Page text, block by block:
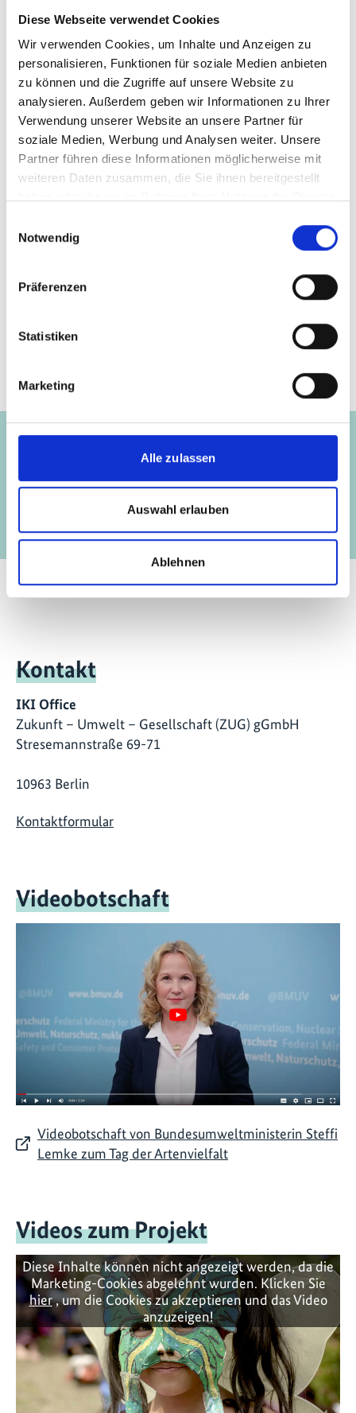
Diese Webseite verwendet Cookies
Wir verwenden Cookies, um Inhalte und Anzeigen zu
personalisieren, Funktionen für soziale Medien anbieten
zu können und die Zugriffe auf unsere Website zu
analysieren. Außerdem geben wir Informationen zu Ihrer
Verwendung unserer Website an unsere Partner für
soziale Medien, Werbung und Analysen weiter. Unsere
Partner führen diese Informationen möglicherweise mit
weiteren Daten zusammen, die Sie ihnen bereitgestellt
Notwendig
Präferenzen
Statistiken
Marketing
Alle zulassen
Auswahl erlauben
Ablehnen
Meilenstein sein und wichtige Impulse geben. Auch in
Zukunft wird sich die IKI ambitioniert für den Erhalt
und die Wiederherstellung der biologischen Vielfalt
einsetzen und dadurch einen Beitrag zur Sicherung
menschlicher Lebensgrundlagen und zur Bewältigung
gesellschaftlicher Herausforderungen leisten. Um die
Biodiversitätskrise zu stoppen, ist jedoch das
nachhaltige Engagement aller Akteure gefragt.
Seite teilen
https://www.international-climate-
Vorherige
Unterstützung für indigene Völker und
gemeinschaftlich erhaltene Gebiete und
Territorien (ICCAs)
Kontakt
IKI Office
Zukunft – Umwelt – Gesellschaft (ZUG) gGmbH
Stresemannstraße 69-71
10963 Berlin
Kontaktformular
Videobotschaft
Videobotschaft von Bundesumweltministerin Steffi
Lemke zum Tag der Artenvielfalt
Videos zum Projekt
Diese Inhalte können nicht angezeigt werden, da die
Marketing-Cookies abgelehnt wurden. Klicken Sie
hier, um die Cookies zu akzeptieren und das Video
anzuzeigen!